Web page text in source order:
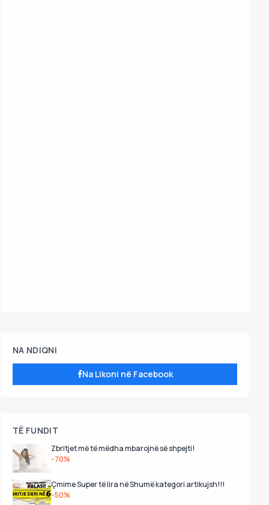
NA NDIQNI
Na Likoni në Facebook
TË FUNDIT
Zbritjet më të mëdha mbarojnë së shpejti!
-70%
Çmime Super të lira në Shumë kategori artikujsh!!!
-50%